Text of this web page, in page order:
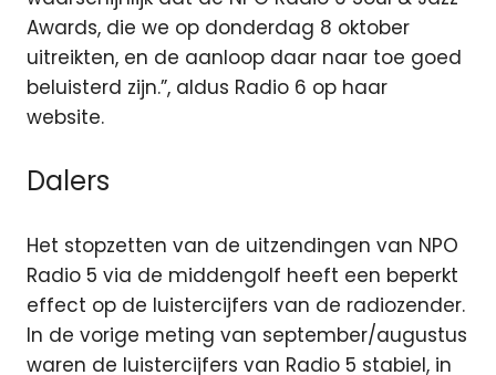
Awards, die we op donderdag 8 oktober
uitreikten, en de aanloop daar naar toe goed
beluisterd zijn.”, aldus Radio 6 op haar
website.
Dalers
Het stopzetten van de uitzendingen van NPO
Radio 5 via de middengolf heeft een beperkt
effect op de luistercijfers van de radiozender.
In de vorige meting van september/augustus
waren de luistercijfers van Radio 5 stabiel, in